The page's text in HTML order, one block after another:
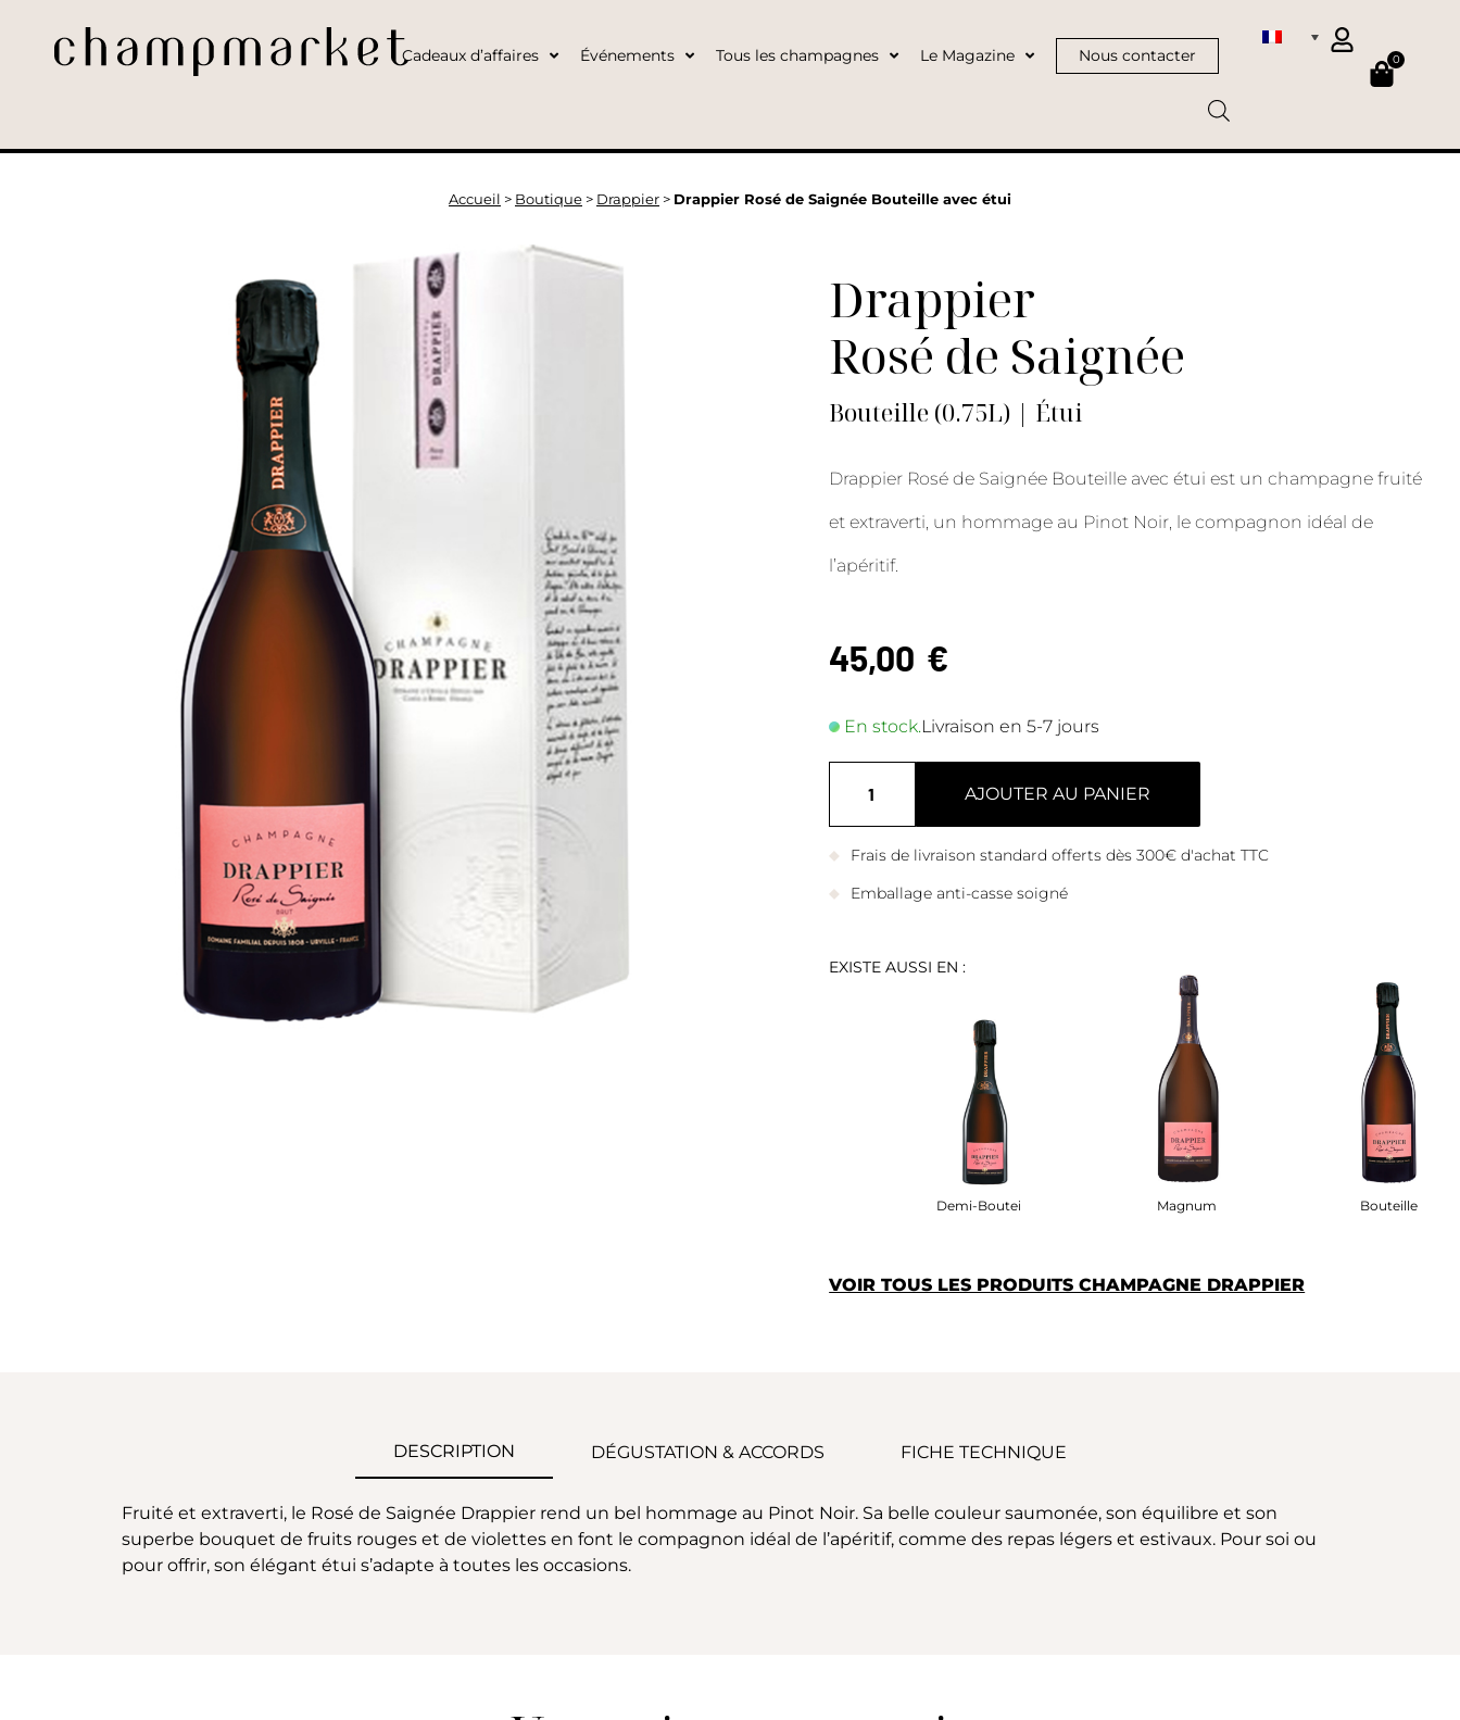
Cadeaux d’affaires Événements Tous les champagnes Le Magazine Nous contacter 0
Accueil > Boutique > Drappier > Drappier Rosé de Saignée Bouteille avec étui
Drappier
Rosé de Saignée
Bouteille (0.75L) | Étui
Drappier Rosé de Saignée Bouteille avec étui est un champagne fruité
et extraverti, un hommage au Pinot Noir, le compagnon idéal de
l’apéritif.
45,00 €
En stock.Livraison en 5-7 jours
AJOUTER AU PANIER
Frais de livraison standard offerts dès 300€ d'achat TTC
Emballage anti-casse soigné
EXISTE AUSSI EN :
Demi-Bouteille Magnum Bouteille
VOIR TOUS LES PRODUITS CHAMPAGNE DRAPPIER
DESCRIPTION DÉGUSTATION & ACCORDS FICHE TECHNIQUE
Fruité et extraverti, le Rosé de Saignée Drappier rend un bel hommage au Pinot Noir. Sa belle couleur saumonée, son équilibre et son
superbe bouquet de fruits rouges et de violettes en font le compagnon idéal de l’apéritif, comme des repas légers et estivaux. Pour soi ou
pour offrir, son élégant étui s’adapte à toutes les occasions.